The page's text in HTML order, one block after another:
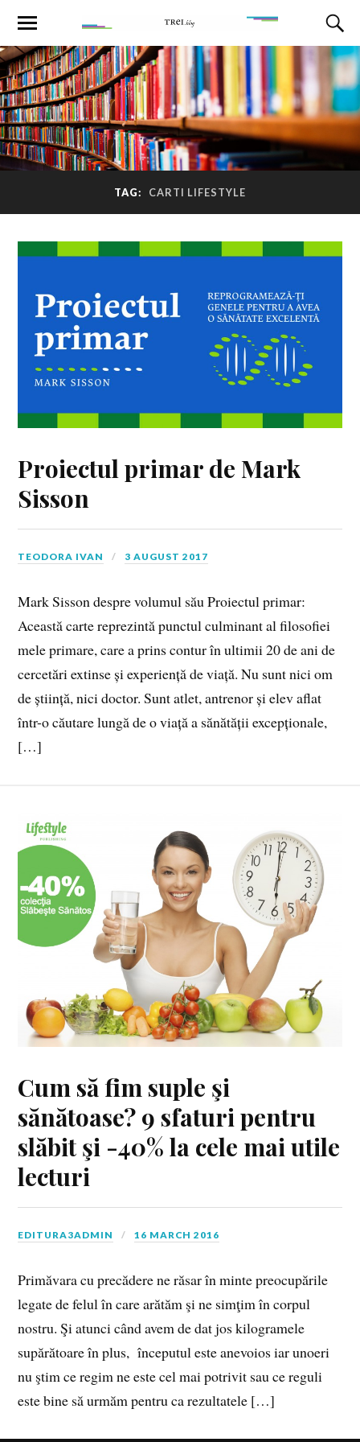
TAG: CARTI LIFESTYLE
Proiectul primar de Mark
Sisson
TEODORA IVAN 3 AUGUST 2017
Mark Sisson despre volumul său Proiectul primar:
Această carte reprezintă punctul culminant al filosofiei
mele primare, care a prins contur în ultimii 20 de ani de
cercetări extinse și experiență de viață. Nu sunt nici om
de știință, nici doctor. Sunt atlet, antrenor și elev aflat
într-o căutare lungă de o viață a sănătății excepționale,
[…]
Cum să fim suple şi
sănătoase? 9 sfaturi pentru
slăbit şi -40% la cele mai utile
lecturi
EDITURA3ADMIN 16 MARCH 2016
Primăvara cu precădere ne răsar în minte preocupările
legate de felul în care arătăm şi ne simţim în corpul
nostru. Şi atunci când avem de dat jos kilogramele
supărătoare în plus, începutul este anevoios iar unoeri
nu ştim ce regim ne este cel mai potrivit sau ce reguli
este bine să urmăm pentru ca rezultatele […]